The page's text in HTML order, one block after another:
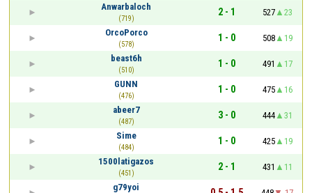
Anwarbaloch
(719)
2 - 1 527
23
OrcoPorco
(578)
1 - 0 508
19
beast6h
(510)
1 - 0 491
17
GUNN
(476)
1 - 0 475
16
abeer7
(487)
3 - 0 444
31
Sime
(484)
1 - 0 425
19
1500latigazos
(451)
2 - 1 431
11
g79yoi